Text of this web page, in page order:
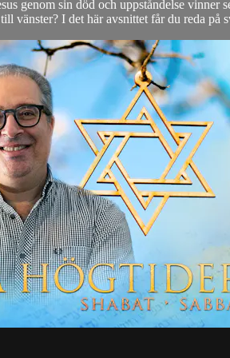
genom sin död och uppståndelse
vänster? I det här avsnittet får du reda på